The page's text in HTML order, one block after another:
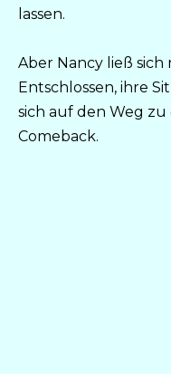
lassen.
Aber Nancy ließ
Entschlossen, ihre
sich auf den Weg
Comeback.